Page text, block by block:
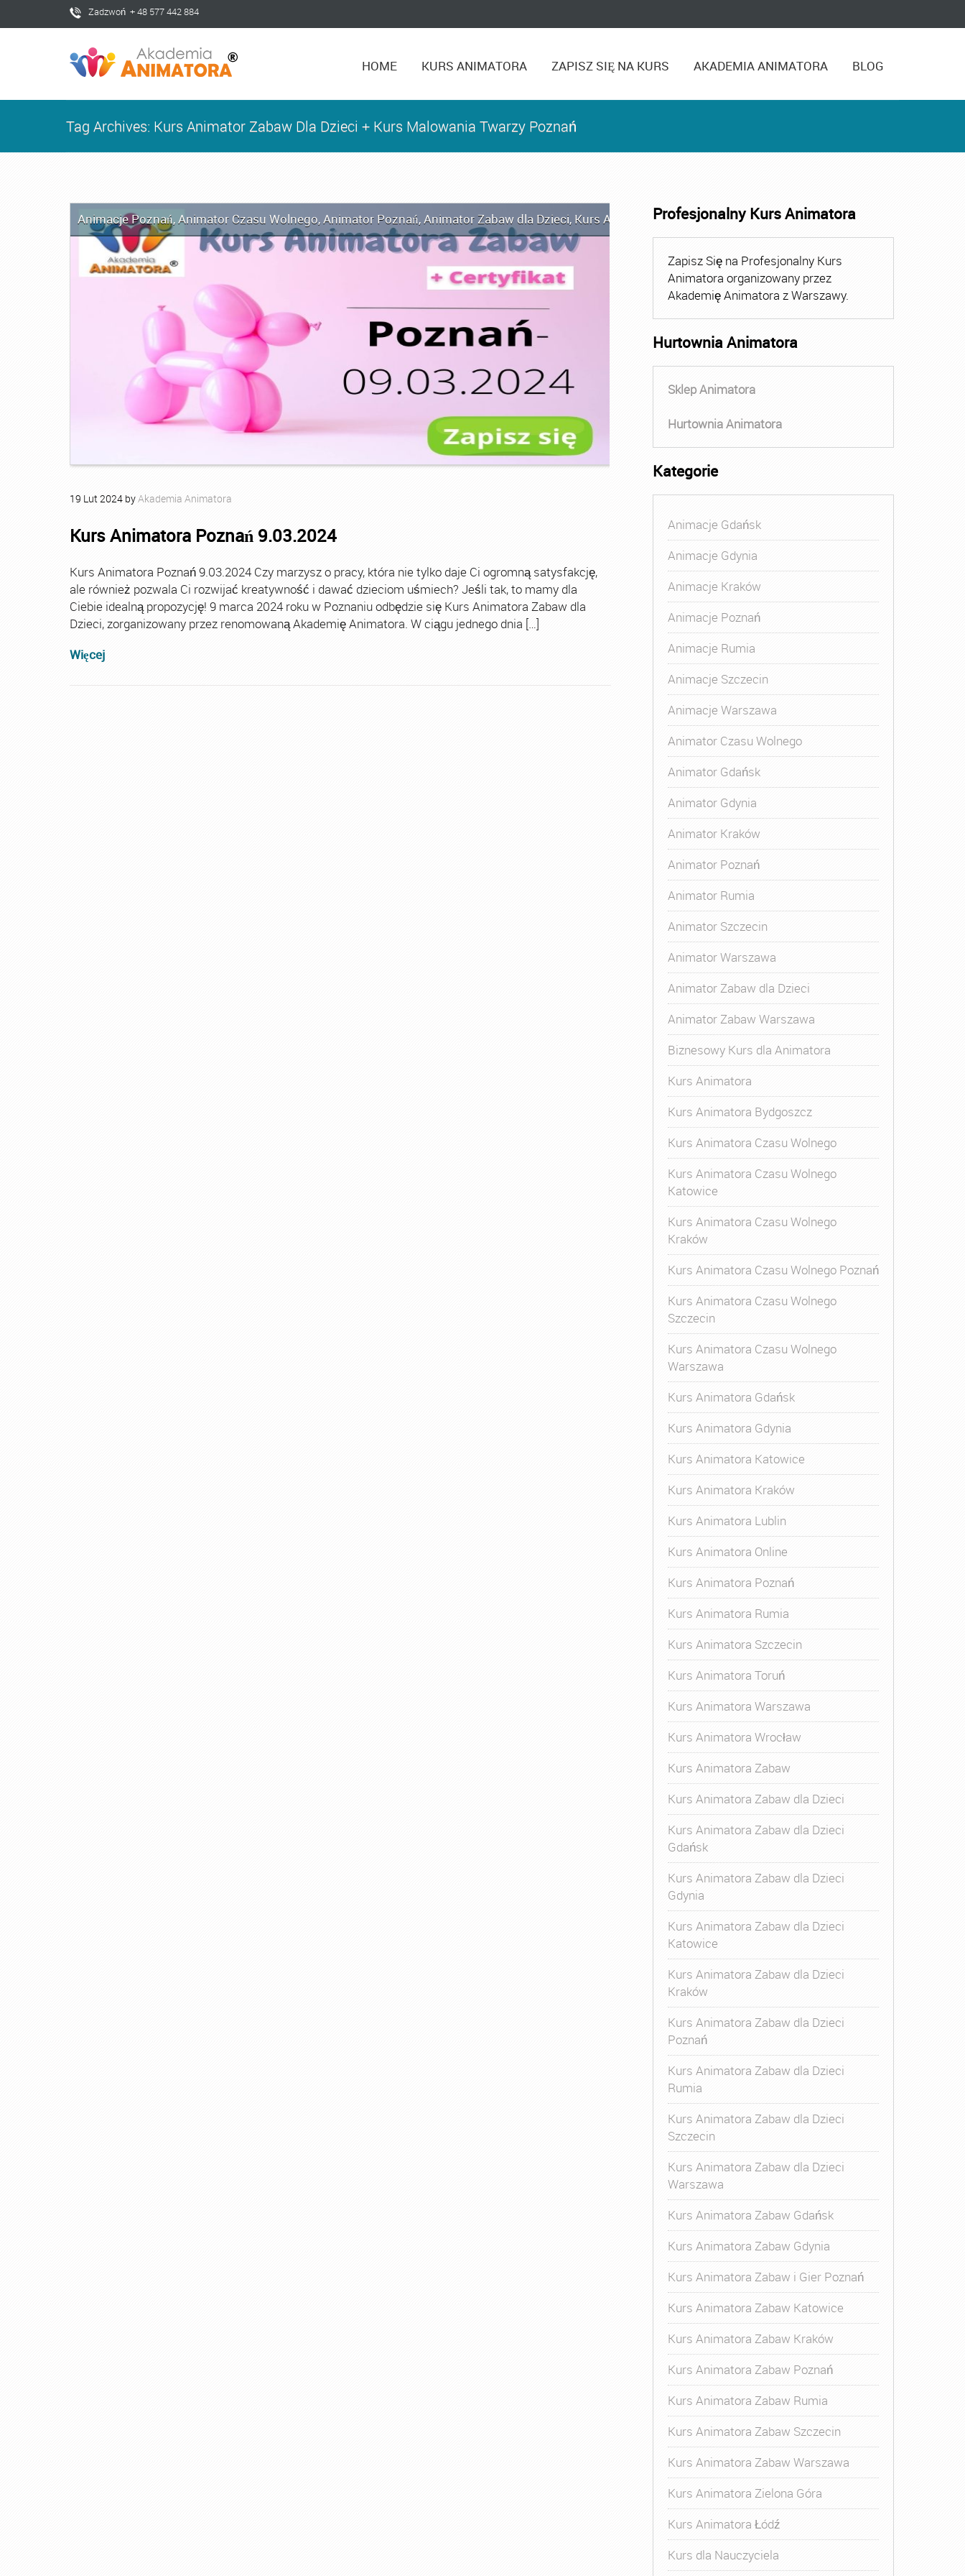
Zadzwoń + 48 577 442 884
HOME KURS ANIMATORA ZAPISZ SIĘ NA KURS AKADEMIA ANIMATORA BLOG
Tag Archives: Kurs Animator Zabaw Dla Dzieci + Kurs Malowania Twarzy Poznań
Animacje Poznań,Animator Czasu Wolnego,Animator Poznań,Animator Zabaw dla Dzieci, Kurs Animatora,Kurs Animatora Czasu Wolnego,Kurs Animatora
19 Lut2024 byAkademia Animatora
Kurs Animatora Poznań 9.03.2024
Kurs Animatora Poznań 9.03.2024 Czy marzysz o pracy, która nie tylko daje Ci ogromną satysfakcję,
ale również pozwala Ci rozwijać kreatywność i dawać dzieciom uśmiech? Jeśli tak, to mamy dla
Ciebie idealną propozycję! 9 marca 2024 roku w Poznaniu odbędzie się Kurs Animatora Zabaw dla
Dzieci, zorganizowany przez renomowaną Akademię Animatora. W ciągu jednego dnia […]
Więcej
Profesjonalny Kurs Animatora
Zapisz Się na Profesjonalny Kurs
Animatora organizowany przez
Akademię Animatora z Warszawy.
Hurtownia Animatora
Sklep Animatora
Hurtownia Animatora
Kategorie
Animacje Gdańsk
Animacje Gdynia
Animacje Kraków
Animacje Poznań
Animacje Rumia
Animacje Szczecin
Animacje Warszawa
Animator Czasu Wolnego
Animator Gdańsk
Animator Gdynia
Animator Kraków
Animator Poznań
Animator Rumia
Animator Szczecin
Animator Warszawa
Animator Zabaw dla Dzieci
Animator Zabaw Warszawa
Biznesowy Kurs dla Animatora
Kurs Animatora
Kurs Animatora Bydgoszcz
Kurs Animatora Czasu Wolnego
Kurs Animatora Czasu Wolnego
Katowice
Kurs Animatora Czasu Wolnego
Kraków
Kurs Animatora Czasu Wolnego Poznań
Kurs Animatora Czasu Wolnego
Szczecin
Kurs Animatora Czasu Wolnego
Warszawa
Kurs Animatora Gdańsk
Kurs Animatora Gdynia
Kurs Animatora Katowice
Kurs Animatora Kraków
Kurs Animatora Lublin
Kurs Animatora Online
Kurs Animatora Poznań
Kurs Animatora Rumia
Kurs Animatora Szczecin
Kurs Animatora Toruń
Kurs Animatora Warszawa
Kurs Animatora Wrocław
Kurs Animatora Zabaw
Kurs Animatora Zabaw dla Dzieci
Kurs Animatora Zabaw dla Dzieci
Gdańsk
Kurs Animatora Zabaw dla Dzieci
Gdynia
Kurs Animatora Zabaw dla Dzieci
Katowice
Kurs Animatora Zabaw dla Dzieci
Kraków
Kurs Animatora Zabaw dla Dzieci
Poznań
Kurs Animatora Zabaw dla Dzieci
Rumia
Kurs Animatora Zabaw dla Dzieci
Szczecin
Kurs Animatora Zabaw dla Dzieci
Warszawa
Kurs Animatora Zabaw Gdańsk
Kurs Animatora Zabaw Gdynia
Kurs Animatora Zabaw i Gier Poznań
Kurs Animatora Zabaw Katowice
Kurs Animatora Zabaw Kraków
Kurs Animatora Zabaw Poznań
Kurs Animatora Zabaw Rumia
Kurs Animatora Zabaw Szczecin
Kurs Animatora Zabaw Warszawa
Kurs Animatora Zielona Góra
Kurs Animatora Łódź
Kurs dla Nauczyciela